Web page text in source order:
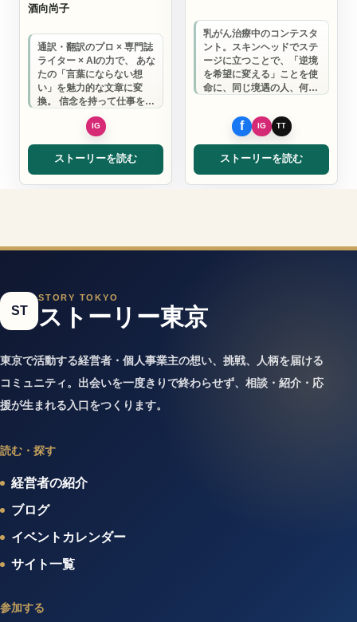
酒向尚子
通訳・翻訳のプロ × 専門誌
ライター × AIの力で、 あな
たの「言葉にならない想
い」を魅力的な文章に変
換。 信念を持って仕事をし
ているのに発信できていな
ストーリーを読む
乳がん治療中のコンテスタ
ント。スキンヘッドでステ
ージに立つことで、「逆境
を希望に変える」ことを使
命に、同じ境遇の人、何か
す。 私の挑戦を…
ストーリーを読む
ST
STORY TOKYO
ストーリー東京
東京で活動する経営者・個人事業主の想い、挑戦、人柄を届ける
コミュニティ。出会いを一度きりで終わらせず、相談・紹介・応
援が生まれる入口をつくります。
読む・探す
経営者の紹介
ブログ
イベントカレンダー
サイト一覧
参加する